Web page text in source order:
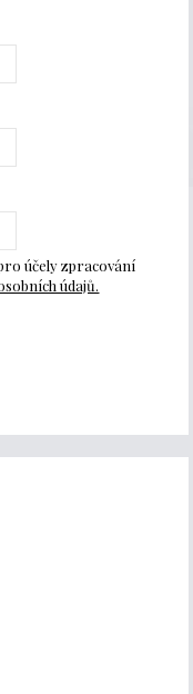
účely zpracování
údajů.